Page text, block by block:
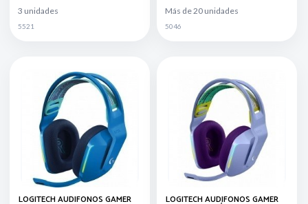
3 unidades
5521
Más de 20 unidades
5046
LOGITECH AUDÍFONOS GAMER LOGITECH AUDÍFONOS GAMER